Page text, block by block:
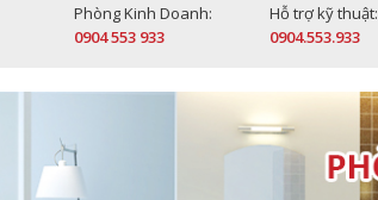
Phòng Kinh Doanh:
0904 553 933
Hỗ trợ kỹ thuật:
0904.553.933